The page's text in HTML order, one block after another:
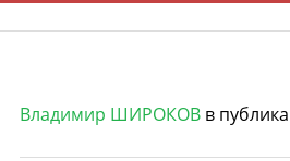
Владимир ШИРОКОВ в